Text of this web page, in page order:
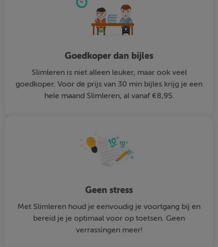
Goedkoper dan bijles
Slimleren is niet alleen leuker, maar ook veel
goedkoper. Voor de prijs van 30 min bijles krijg je een
hele maand Slimleren, al vanaf €8,95.
Geen stress
Met Slimleren houd je eenvoudig je voortgang bij en
bereid je je optimaal voor op toetsen. Geen
verrassingen meer!